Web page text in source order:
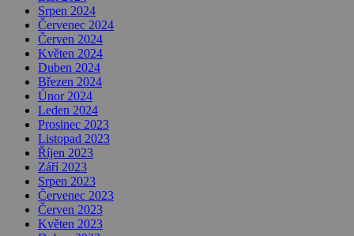
Srpen 2024
Červenec 2024
Červen 2024
Květen 2024
Duben 2024
Březen 2024
Únor 2024
Leden 2024
Prosinec 2023
Listopad 2023
Říjen 2023
Září 2023
Srpen 2023
Červenec 2023
Červen 2023
Květen 2023